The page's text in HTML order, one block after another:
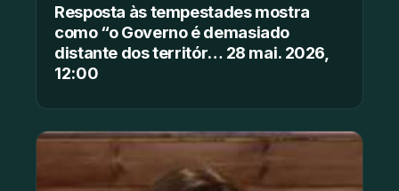
Resposta às tempestades mostra
como “o Governo é demasiado
distante dos territór… 28 mai. 2026,
12:00